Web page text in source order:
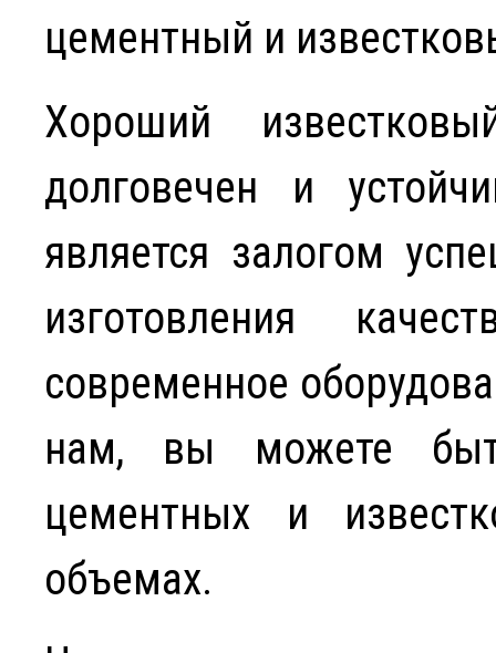
цементный и
Хороший
долговечен и
является залогом
изготовления
современное
нам, вы можете
цементных и
объемах.